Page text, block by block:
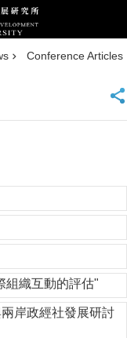
Conference Articles
組織互動的評估"
兩岸政經社發展研討